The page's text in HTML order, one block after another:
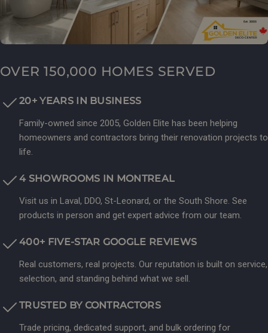
OVER 150,000 HOMES SERVED
20+ YEARS IN BUSINESS
Family-owned since 2005, Golden Elite has been helping
homeowners and contractors bring their renovation projects to
life.
4 SHOWROOMS IN MONTREAL
Visit us in Laval, DDO, St-Leonard, or the South Shore. See
products in person and get expert advice from our team.
400+ FIVE-STAR GOOGLE REVIEWS
Real customers, real projects. Our reputation is built on service,
selection, and standing behind what we sell.
TRUSTED BY CONTRACTORS
Trade pricing, dedicated support, and bulk ordering for